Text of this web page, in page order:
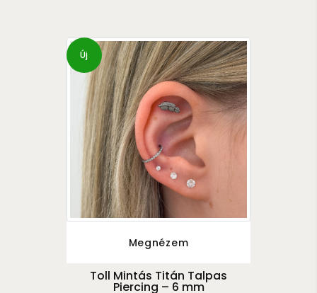
Új
Megnézem
Toll Mintás Titán Talpas
Piercing – 6 mm